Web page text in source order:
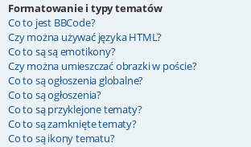
Formatowanie i typy tematów
Co to jest BBCode?
Czy można używać języka HTML?
Co to są są emotikony?
Czy można umieszczać obrazki w poście?
Co to są ogłoszenia globalne?
Co to są ogłoszenia?
Co to są przyklejone tematy?
Co to są zamknięte tematy?
Co to są ikony tematu?